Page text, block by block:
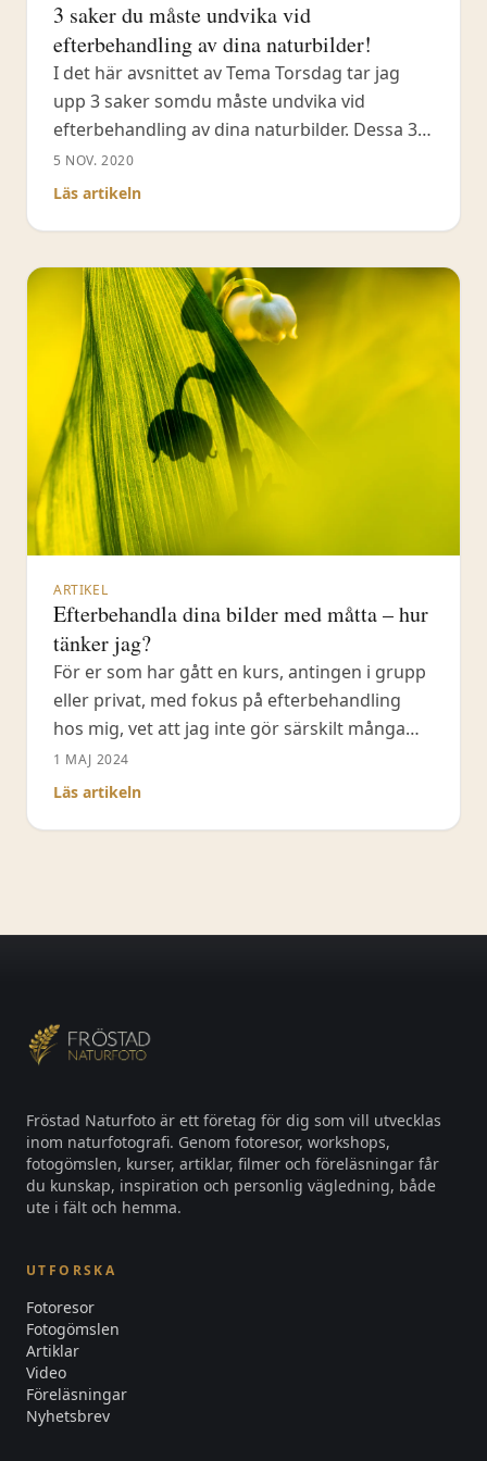
3 saker du måste undvika vid
efterbehandling av dina naturbilder!
I det här avsnittet av Tema Torsdag tar jag
upp 3 saker somdu måste undvika vid
efterbehandling av dina naturbilder. Dessa 3
saker är: Beskär inte dina bilder för hårt.
Undvik övermättnad. Överskärp inte dina
övermättnad samt överskärpning av dina
bilder.
5 NOV. 2020
Läs artikeln
ARTIKEL
Efterbehandla dina bilder med måtta – hur
tänker jag?
För er som har gått en kurs, antingen i grupp
eller privat, med fokus på efterbehandling
hos mig, vet att jag inte gör särskilt många
steg med mina naturbilder. Jag koncentrerar
mig på mitt arbetsflöde och hur jag ska få så
1 MAJ 2024
Läs artikeln
Fröstad Naturfoto är ett företag för dig som vill utvecklas
inom naturfotografi. Genom fotoresor, workshops,
fotogömslen, kurser, artiklar, filmer och föreläsningar får
du kunskap, inspiration och personlig vägledning, både
ute i fält och hemma.
UTFORSKA
Fotoresor
Fotogömslen
Artiklar
Video
Föreläsningar
Nyhetsbrev